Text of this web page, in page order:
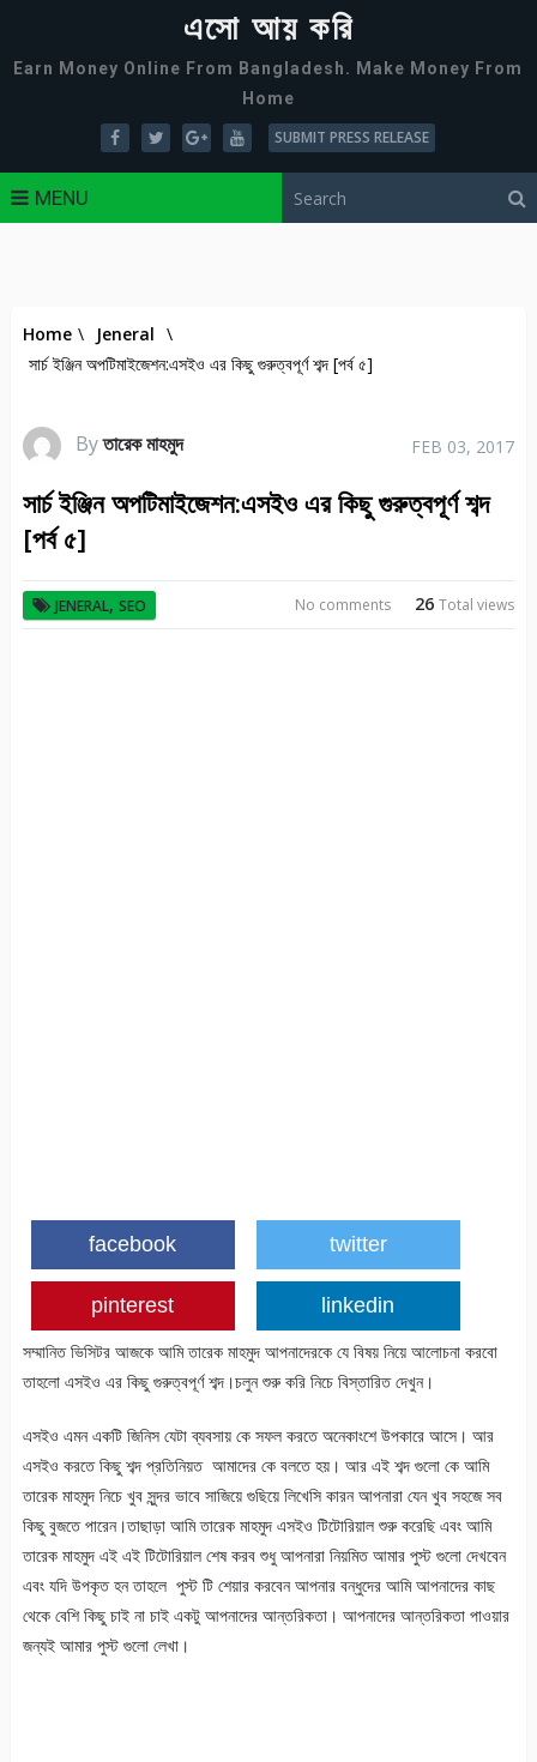
এসো আয় করি
Earn Money Online From Bangladesh. Make Money From
Home
SUBMIT PRESS RELEASE
MENU
Home \ Jeneral \
সার্চ ইঞ্জিন অপটিমাইজেশন:এসইও এর কিছু গুরুত্বপূর্ণ শব্দ [পর্ব ৫]
Byতারেক মাহমুদ FEB 03, 2017
সার্চ ইঞ্জিন অপটিমাইজেশন:এসইও এর কিছু গুরুত্বপূর্ণ শব্দ
[পর্ব ৫]
JENERAL, SEO 26Total views
No comments
facebook twitter
pinterest linkedin
সম্মানিত ভিসিটর আজকে আমি তারেক মাহমুদ আপনাদেরকে যে বিষয় নিয়ে আলোচনা করবো
তাহলো এসইও এর কিছু গুরুত্বপূর্ণ শব্দ।চলুন শুরু করি নিচে বিস্তারিত দেখুন।
এসইও এমন একটি জিনিস যেটা ব্যবসায় কে সফল করতে অনেকাংশে উপকারে আসে। আর
এসইও করতে কিছু শব্দ প্রতিনিয়ত আমাদের কে বলতে হয়। আর এই শব্দ গুলো কে আমি
তারেক মাহমুদ নিচে খুব সুন্দর ভাবে সাজিয়ে গুছিয়ে লিখেসি কারন আপনারা যেন খুব সহজে সব
কিছু বুজতে পারেন।তাছাড়া আমি তারেক মাহমুদ এসইও টিটোরিয়াল শুরু করেছি এবং আমি
তারেক মাহমুদ এই এই টিটোরিয়াল শেষ করব শুধু আপনারা নিয়মিত আমার পুস্ট গুলো দেখবেন
এবং যদি উপকৃত হন তাহলে পুস্ট টি শেয়ার করবেন আপনার বন্ধুদের আমি আপনাদের কাছ
থেকে বেশি কিছু চাই না চাই একটু আপনাদের আন্তরিকতা। আপনাদের আন্তরিকতা পাওয়ার
জন্যই আমার পুস্ট গুলো লেখা।